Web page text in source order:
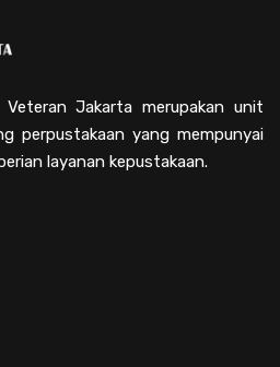
Jakarta merupakan unit
perpustakaan yang mempunyai
layanan kepustakaan.